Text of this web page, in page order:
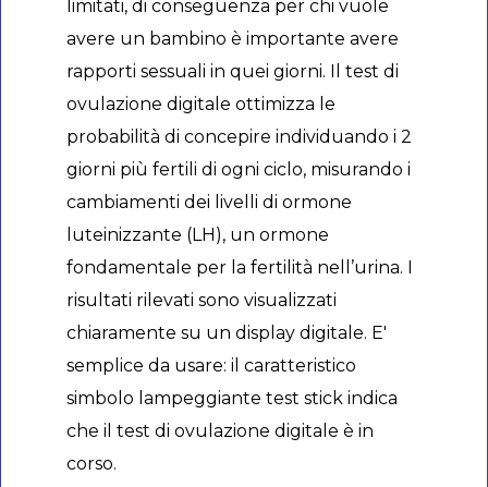
limitati, di conseguenza per chi vuole
avere un bambino è importante avere
rapporti sessuali in quei giorni. Il test di
ovulazione digitale ottimizza le
probabilità di concepire individuando i 2
giorni più fertili di ogni ciclo, misurando i
cambiamenti dei livelli di ormone
luteinizzante (LH), un ormone
fondamentale per la fertilità nell’urina. I
risultati rilevati sono visualizzati
chiaramente su un display digitale. E'
semplice da usare: il caratteristico
simbolo lampeggiante test stick indica
che il test di ovulazione digitale è in
corso.